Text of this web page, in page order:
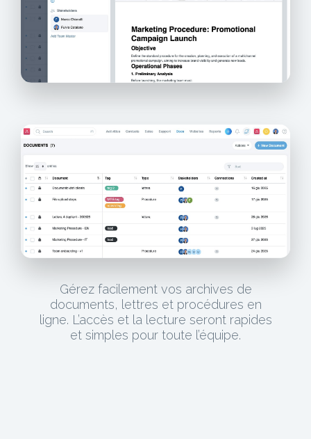
Gérez facilement vos archives de
documents, lettres et procédures en
ligne. L’accès et la lecture seront rapides
et simples pour toute l’équipe.